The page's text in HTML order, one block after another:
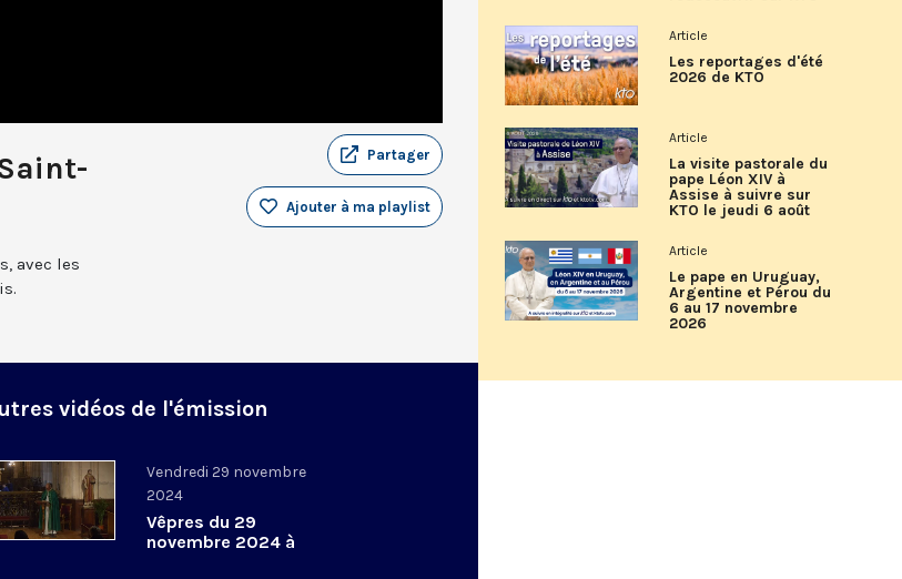
Partager
Ajouter à ma playlist
avec les
vidéos de l'émission
Vendredi 29 novembre
2024
Vêpres du 29
novembre 2024 à
Article
Les reportages d'été
2026 de KTO
Article
La visite pastorale du
pape Léon XIV à
Assise à suivre sur
KTO le jeudi 6 août
Article
Le pape en Uruguay,
Argentine et Pérou du
6 au 17 novembre
2026